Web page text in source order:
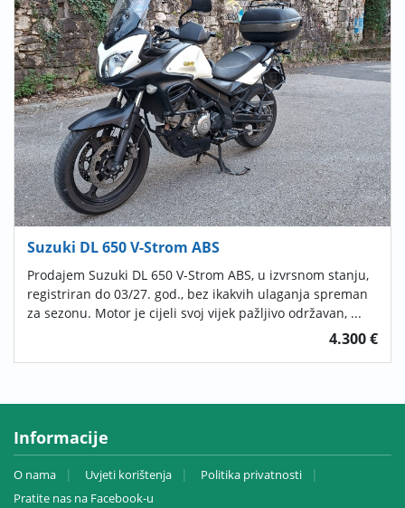
Suzuki DL 650 V-Strom ABS
Prodajem Suzuki DL 650 V-Strom ABS, u izvrsnom stanju,
registriran do 03/27. god., bez ikakvih ulaganja spreman
za sezonu. Motor je cijeli svoj vijek pažljivo održavan, ...
4.300 €
Informacije
O nama Uvjeti korištenja
Politika privatnosti
Pratite nas na Facebook-u